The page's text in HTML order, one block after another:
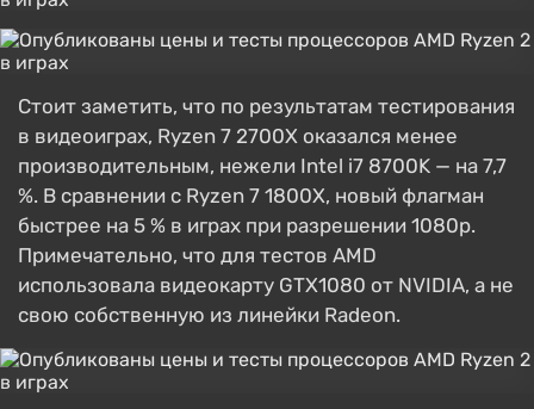
Стоит заметить, что по результатам тестирования
в видеоиграх, Ryzen 7 2700X оказался менее
производительным, нежели Intel i7 8700K — на 7,7
%. В сравнении с Ryzen 7 1800X, новый флагман
быстрее на 5 % в играх при разрешении 1080p.
Примечательно, что для тестов AMD
использовала видеокарту GTX1080 от NVIDIA, а не
свою собственную из линейки Radeon.